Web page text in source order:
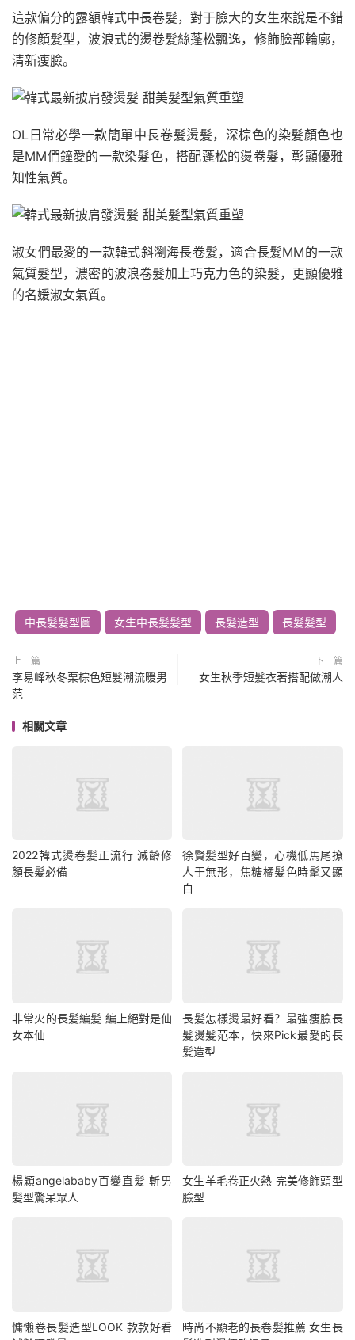
這款偏分的露額韓式中長卷髮，對于臉大的女生來說是不錯
的修顏髮型，波浪式的燙卷髮絲蓬松飄逸，修飾臉部輪廓，
清新瘦臉。
OL日常必學一款簡單中長卷髮燙髮，深棕色的染髮顏色也
是MM們鐘愛的一款染髮色，搭配蓬松的燙卷髮，彰顯優雅
知性氣質。
淑女們最愛的一款韓式斜瀏海長卷髮，適合長髮MM的一款
氣質髮型，濃密的波浪卷髮加上巧克力色的染髮，更顯優雅
的名媛淑女氣質。
中長髮髮型圖 女生中長髮髮型 長髮造型 長髮髮型
上一篇
李易峰秋冬栗棕色短髮潮流暖男
范
下一篇
女生秋季短髮衣著搭配做潮人
相關文章
2022韓式燙卷髪正流行 減齡修
顏長髪必備
徐賢髪型好百變，心機低馬尾撩
人于無形，焦糖橘髪色時髦又顯
白
非常火的長髪編髪 編上絕對是仙
女本仙
長髪怎樣燙最好看？最強瘦臉長
髪燙髪范本，快來Pick最愛的長
髪造型
楊穎angelababy百變直髪 斬男
髪型驚呆眾人
女生羊毛卷正火熱 完美修飾頭型
臉型
慵懶卷長髪造型LOOK 款款好看
時尚不顯老的長卷髪推薦 女生長